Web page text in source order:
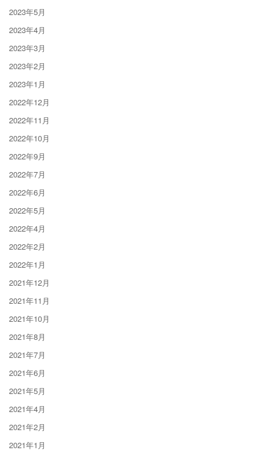
2023年5月
2023年4月
2023年3月
2023年2月
2023年1月
2022年12月
2022年11月
2022年10月
2022年9月
2022年7月
2022年6月
2022年5月
2022年4月
2022年2月
2022年1月
2021年12月
2021年11月
2021年10月
2021年8月
2021年7月
2021年6月
2021年5月
2021年4月
2021年2月
2021年1月